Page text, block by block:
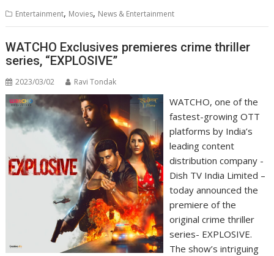
Entertainment, Movies, News & Entertainment
WATCHO Exclusives premieres crime thriller
series, “EXPLOSIVE”
2023/03/02 Ravi Tondak
WATCHO, one of the
fastest-growing OTT
platforms by India’s
leading content
distribution company -
Dish TV India Limited –
today announced the
premiere of the
original crime thriller
series- EXPLOSIVE.
The show’s intriguing